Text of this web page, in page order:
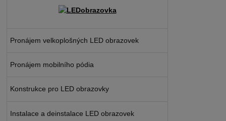
Pronájem velkoplošných LED obrazovek
Pronájem mobilního pódia
Konstrukce pro LED obrazovky
Instalace a deinstalace LED obrazovek